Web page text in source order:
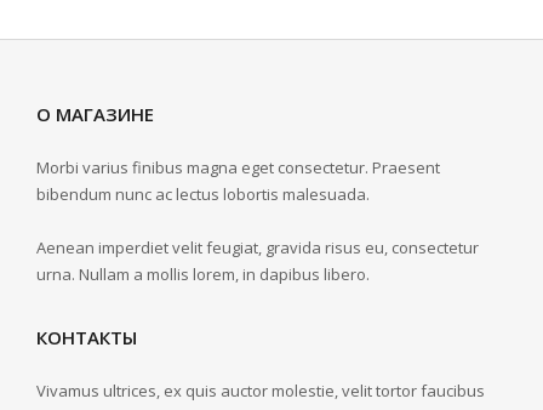
О МАГАЗИНЕ
Morbi varius finibus magna eget consectetur. Praesent
bibendum nunc ac lectus lobortis malesuada.
Aenean imperdiet velit feugiat, gravida risus eu, consectetur
urna. Nullam a mollis lorem, in dapibus libero.
КОНТАКТЫ
Vivamus ultrices, ex quis auctor molestie, velit tortor faucibus